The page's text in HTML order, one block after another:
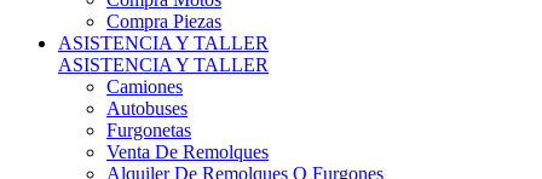
ASISTENCIA Y TALLER
ASISTENCIA Y TALLER
Camiones
Autobuses
Furgonetas
Venta De Remolques
Alquiler De Remolques O Furgones
Carpas